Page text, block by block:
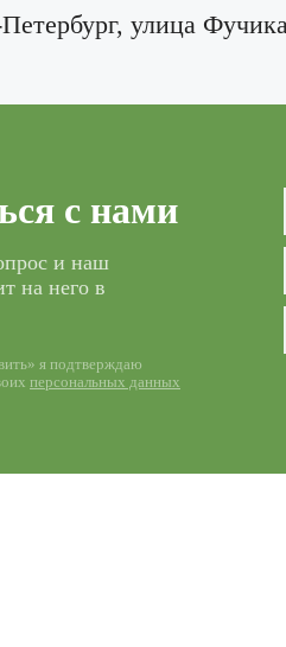
улица
с нами
и наш
на него в
я подтверждаю
персональных данных